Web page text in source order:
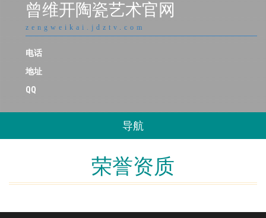
曾维开陶瓷艺术官网
zengweikai.jdztv.com
电话
地址
QQ
导航
荣誉资质